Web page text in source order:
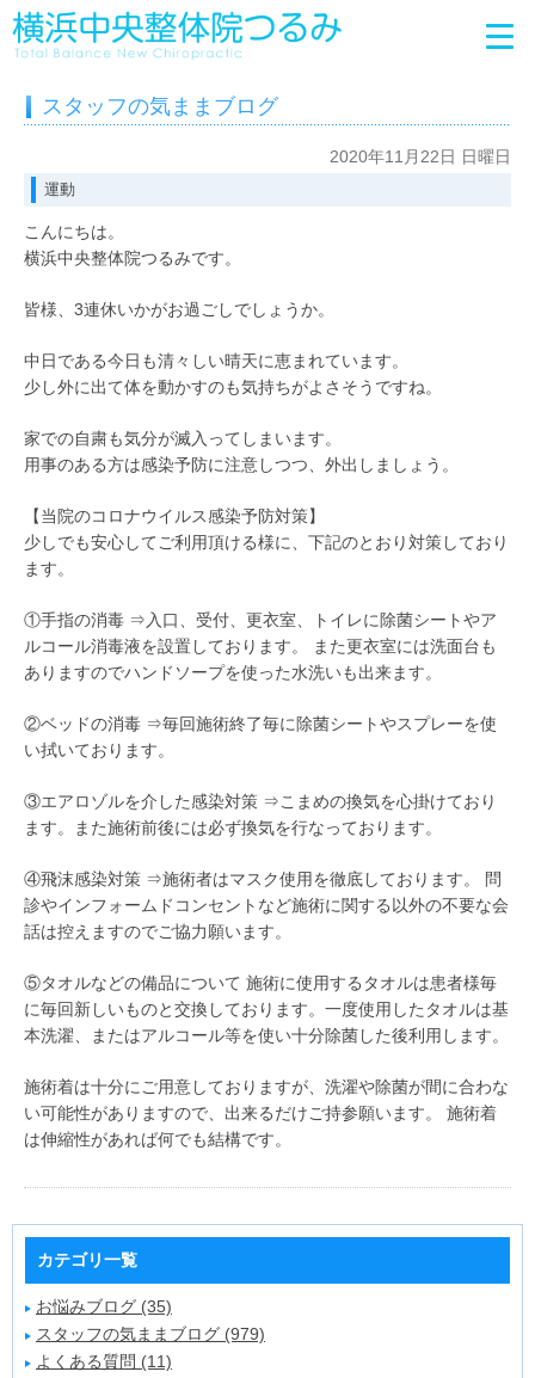
スタッフの気ままブログ
2020年11月22日 日曜日
運動
こんにちは。
横浜中央整体院つるみです。
皆様、3連休いかがお過ごしでしょうか。
中日である今日も清々しい晴天に恵まれています。
少し外に出て体を動かすのも気持ちがよさそうですね。
家での自粛も気分が滅入ってしまいます。
用事のある方は感染予防に注意しつつ、外出しましょう。
【当院のコロナウイルス感染予防対策】
少しでも安心してご利用頂ける様に、下記のとおり対策しており
ます。
①手指の消毒 ⇒入口、受付、更衣室、トイレに除菌シートやア
ルコール消毒液を設置しております。 また更衣室には洗面台も
ありますのでハンドソープを使った水洗いも出来ます。
②ベッドの消毒 ⇒毎回施術終了毎に除菌シートやスプレーを使
い拭いております。
③エアロゾルを介した感染対策 ⇒こまめの換気を心掛けており
ます。また施術前後には必ず換気を行なっております。
④飛沫感染対策 ⇒施術者はマスク使用を徹底しております。 問
診やインフォームドコンセントなど施術に関する以外の不要な会
話は控えますのでご協力願います。
⑤タオルなどの備品について 施術に使用するタオルは患者様毎
に毎回新しいものと交換しております。一度使用したタオルは基
本洗濯、またはアルコール等を使い十分除菌した後利用します。
施術着は十分にご用意しておりますが、洗濯や除菌が間に合わな
い可能性がありますので、出来るだけご持参願います。 施術着
は伸縮性があれば何でも結構です。
カテゴリ一覧
お悩みブログ (35)
スタッフの気ままブログ (979)
よくある質問 (11)